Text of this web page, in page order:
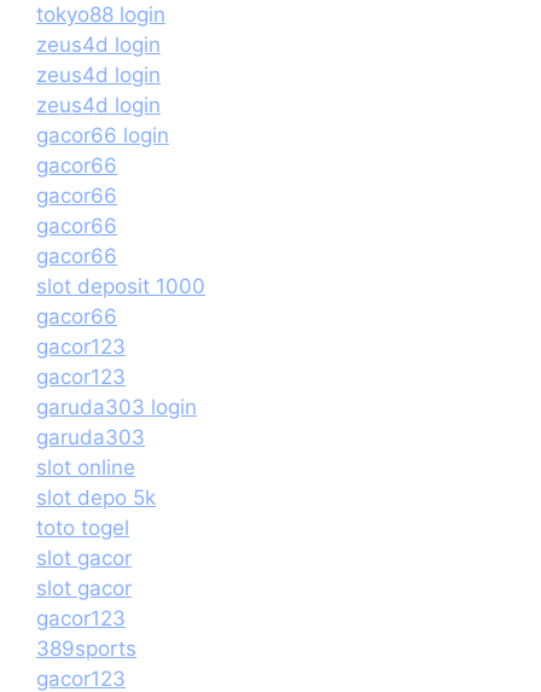
tokyo88 login
zeus4d login
zeus4d login
zeus4d login
gacor66 login
gacor66
gacor66
gacor66
gacor66
slot deposit 1000
gacor66
gacor123
gacor123
garuda303 login
garuda303
slot online
slot depo 5k
toto togel
slot gacor
slot gacor
gacor123
389sports
gacor123